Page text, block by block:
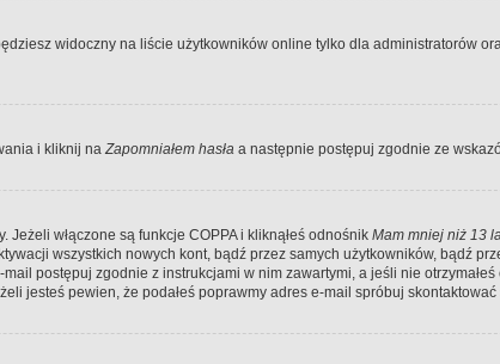
widoczny na liście użytkowników online tylko dla administratorów
i kliknij naZapomniałem hasła a następnie postępuj zgodnie ze
włączone są funkcje COPPA i kliknąłeś odnośnik Mam mniej niż 13
wszystkich nowych kont, bądź przez samych użytkowników, bądź
postępuj zgodnie z instrukcjami w nim zawartymi, a jeśli nie
jesteś pewien, że podałeś poprawmy adres e-mail spróbuj